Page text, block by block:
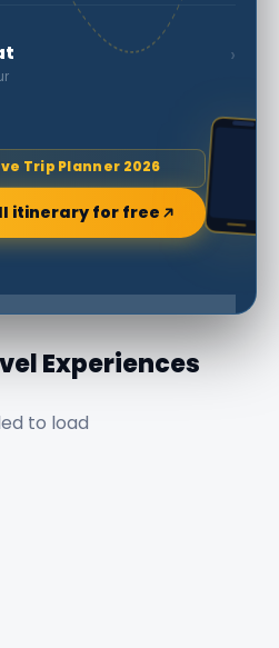
›
Trip Planner 2026
itinerary for free
Experiences
to load